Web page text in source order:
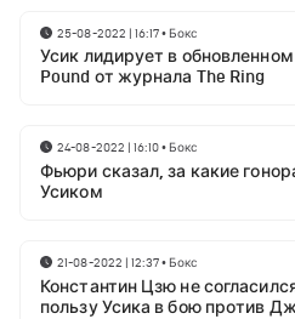
25-08-2022 | 16:17• Бокс
Усик лидирует в
Pound от журнала The Ring
24-08-2022 | 16:10• Бокс
Фьюри сказал, за какие
Усиком
21-08-2022 | 12:37• Бокс
Константин Цзю не
пользу Усика в бою против